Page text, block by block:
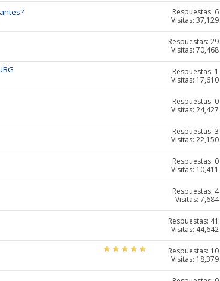
Respuestas: 6
Visitas: 37,129
Respuestas:29
Visitas: 70,468
Respuestas: 1
Visitas: 17,610
Respuestas: 0
Visitas: 24,427
Respuestas:3
Visitas: 22,150
Respuestas: 0
Visitas: 10,411
Respuestas: 4
Visitas: 7,684
Respuestas: 41
Visitas: 44,642
Respuestas: 10
Visitas: 18,379